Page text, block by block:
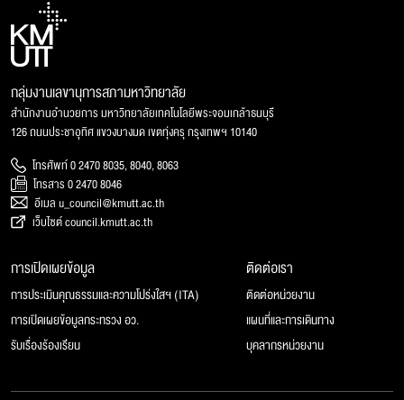
กลุ่มงานเลขานุการสภามหาวิทยาลัย
สำนักงานอำนวยการ มหาวิทยาลัยเทคโนโลยีพระจอมเกล้าธนบุรี
126 ถนนประชาอุทิศ แขวงบางมด เขตทุ่งครุ กรุงเทพฯ 10140
โทรศัพท์ 0 2470 8035, 8040, 8063
โทรสาร 0 2470 8046
อีเมล u_council@kmutt.ac.th
เว็บไซต์ council.kmutt.ac.th
การเปิดเผยข้อมูล
การประเมินคุณธรรมและความโปร่งใสฯ (ITA)
การเปิดเผยข้อมูลกระทรวง อว.
รับเรื่องร้องเรียน
ติดต่อเรา
ติดต่อหน่วยงาน
แผนที่และการเดินทาง
บุคลากรหน่วยงาน